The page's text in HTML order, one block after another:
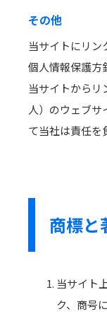
その他
当サイトにリン
個人情報保護方
当サイトからリ
人）のウェブサ
て当社は責任を
商標と
当サイト
ク、商号